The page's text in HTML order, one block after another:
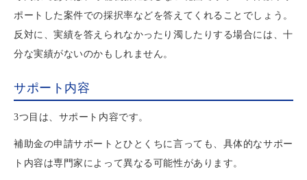
ポートした案件での採択率などを答えてくれることでしょう。
反対に、実績を答えられなかったり濁したりする場合には、十
分な実績がないのかもしれません。
サポート内容
3つ目は、サポート内容です。
補助金の申請サポートとひとくちに言っても、具体的なサポー
ト内容は専門家によって異なる可能性があります。